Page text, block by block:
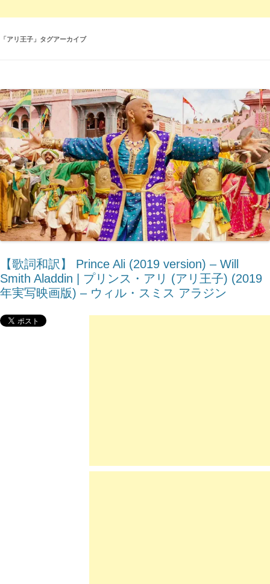
「アリ王子 」タグアーカイブ
【歌詞和訳】 Prince Ali (2019 version) – Will
Smith Aladdin | プリンス・アリ (アリ王子) (2019
年実写映画版) – ウィル・スミス アラジン